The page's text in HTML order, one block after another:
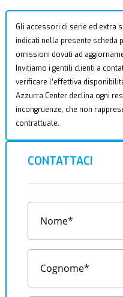
Gli accessori di serie ed extra
indicati nella presente
omissioni dovuti ad
Invitiamo i gentili clienti a
verificare l’effettiva
Azzurra Center declina ogni
incongruenze, che non
contrattuale.
CONTATTACI